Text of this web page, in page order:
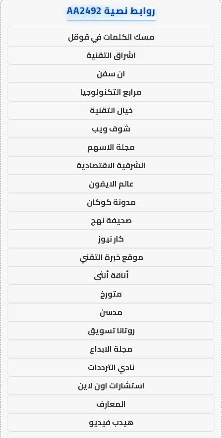
روابط نصية AA2492
مسك الكلمات في قوقل
اشراق التقنية
ان سفن
مرابع التكنولوجيا
خيال التقنية
شوف ويب
مجلة الاسهم
الشرقية الاقتصادية
عالم الايفون
مدونة كوكان
صحيفة نهج
كار نيوز
موقع خبرة التقني
أناقة أنثى
متورخ
مدسن
روتانا تسويق
مجلة الابداع
نادي الترددات
استشارات اون لاين
المعارف
هيدب فيديو